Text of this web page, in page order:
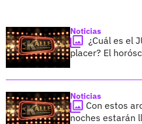
Noticias
¿Cuál es el
placer? El
Noticias
Con estos
noches estarán